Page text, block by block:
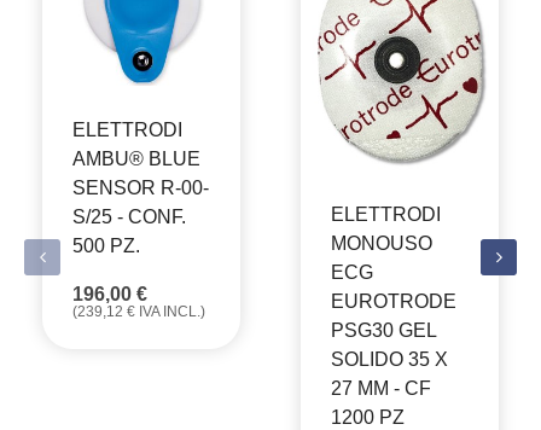
ELETTRODI
AMBU® BLUE
SENSOR R-00-
S/25 - CONF.
500 PZ.
196,00 €
(239,12 € IVA INCL.)
ELETTRODI
MONOUSO
ECG
EUROTRODE
PSG30 GEL
SOLIDO 35 X
27 MM - CF
1200 PZ